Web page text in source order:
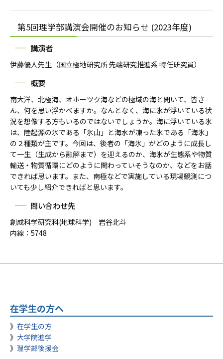
第5回理学部講演会開催のお知らせ (2023年度)
講演者
伊藤優人先生（国立極地研究所 先端研究推進系 特任研究員）
概要
南大洋、北極海、オホーツク海などの極域の海と聞いて、皆さ
ん、何を思い浮かべますか。なんとなく、海に氷が浮いている状
況を想像する方もいるのではないでしょうか。海に浮いている氷
は、陸起源の氷である「氷山」と海水が凍った氷である「海氷」
の２種類が主です。今回は、後者の「海氷」がどのように成長し
て一生（生成から融解まで）を迎えるのか、海氷が生態系や物質
輸送・物質循環にどのように関わっていそうなのか、などをお話
できれば思います。また、南極などで実施している現場観測につ
いても少し紹介できればと思います。
問い合わせ先
創成科学研究科(地球科学) 岩谷北斗
内線：5748
在学生の方へ
在学生の方
大学院進学
理学部後援会